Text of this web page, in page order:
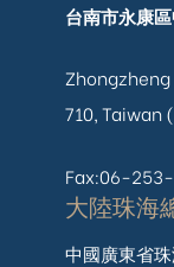
台南市永康
Zhongzheng
710, Taiwan
Fax:06-
大陸珠海
中國廣東省